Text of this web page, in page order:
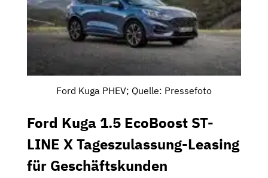
Ford Kuga PHEV; Quelle: Pressefoto
Ford Kuga 1.5 EcoBoost ST-
LINE X Tageszulassung-Leasing
für Geschäftskunden